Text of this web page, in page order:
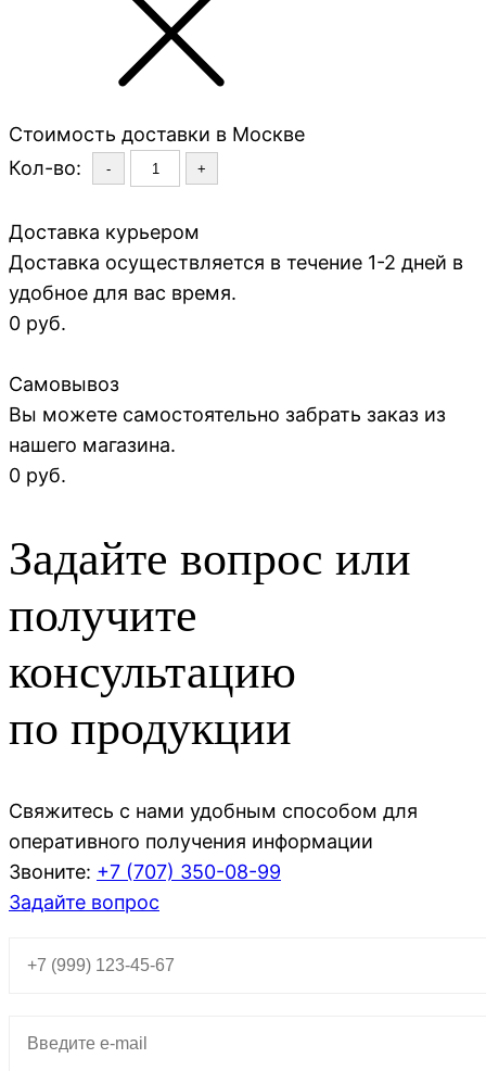
Стоимость доставки в Москве
Кол-во:
- +
Доставка курьером
Доставка осуществляется в течение 1-2 дней в
удобное для вас время.
0 руб.
Самовывоз
Вы можете самостоятельно забрать заказ из
нашего магазина.
0 руб.
Задайте вопрос или
получите
консультацию
по продукции
Свяжитесь с нами удобным способом для
оперативного получения информации
Звоните: +7 (707) 350-08-99
Задайте вопрос